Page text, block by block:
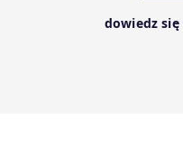
dowiedz się